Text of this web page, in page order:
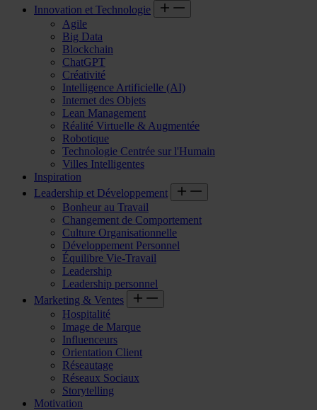
Innovation et Technologie
Agile
Big Data
Blockchain
ChatGPT
Créativité
Intelligence Artificielle (AI)
Internet des Objets
Lean Management
Réalité Virtuelle & Augmentée
Robotique
Technologie Centrée sur l'Humain
Villes Intelligentes
Inspiration
Leadership et Développement
Bonheur au Travail
Changement de Comportement
Culture Organisationnelle
Développement Personnel
Équilibre Vie-Travail
Leadership
Leadership personnel
Marketing & Ventes
Hospitalité
Image de Marque
Influenceurs
Orientation Client
Réseautage
Réseaux Sociaux
Storytelling
Motivation